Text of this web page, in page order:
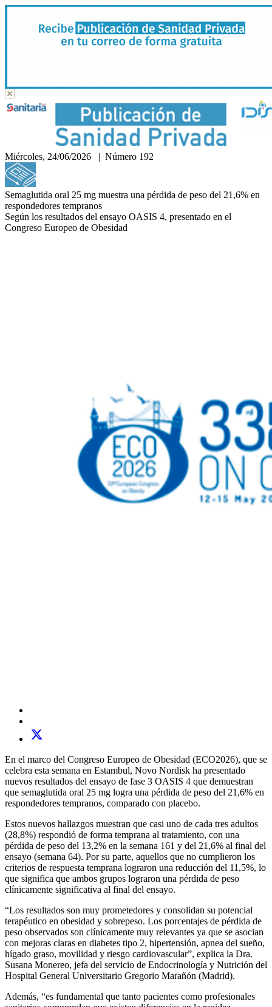
Miércoles, 24/06/2026 | Número 192
Semaglutida oral 25 mg muestra una pérdida de peso del 21,6% en
respondedores tempranos
Según los resultados del ensayo OASIS 4, presentado en el
Congreso Europeo de Obesidad
En el marco del Congreso Europeo de Obesidad (ECO2026), que se
celebra esta semana en Estambul, Novo Nordisk ha presentado
nuevos resultados del ensayo de fase 3 OASIS 4 que demuestran
que semaglutida oral 25 mg logra una pérdida de peso del 21,6% en
respondedores tempranos, comparado con placebo.
Estos nuevos hallazgos muestran que casi uno de cada tres adultos
(28,8%) respondió de forma temprana al tratamiento, con una
pérdida de peso del 13,2% en la semana 161 y del 21,6% al final del
ensayo (semana 64). Por su parte, aquellos que no cumplieron los
criterios de respuesta temprana lograron una reducción del 11,5%, lo
que significa que ambos grupos lograron una pérdida de peso
clínicamente significativa al final del ensayo.
“Los resultados son muy prometedores y consolidan su potencial
terapéutico en obesidad y sobrepeso. Los porcentajes de pérdida de
peso observados son clínicamente muy relevantes ya que se asocian
con mejoras claras en diabetes tipo 2, hipertensión, apnea del sueño,
hígado graso, movilidad y riesgo cardiovascular”, explica la Dra.
Susana Monereo, jefa del servicio de Endocrinología y Nutrición del
Hospital General Universitario Gregorio Marañón (Madrid).
Además, “es fundamental que tanto pacientes como profesionales